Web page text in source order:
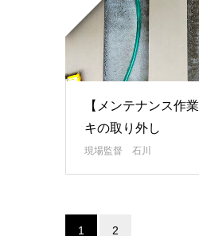
【メンテナンス作
キの取り外し
現場監督 石川
1 2